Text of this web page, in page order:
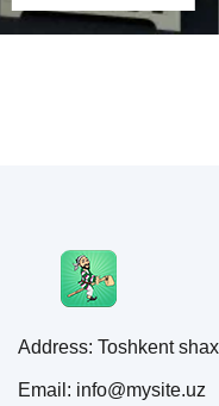
Address: Toshkent
Email: info@mysite.uz